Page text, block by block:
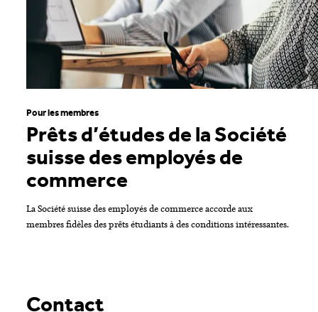
Prêts d’études de la Société
suisse des employés de
commerce
Pour les membres
La Société suisse des employés de commerce accorde aux
membres fidèles des prêts étudiants à des conditions intéressantes.
Contact